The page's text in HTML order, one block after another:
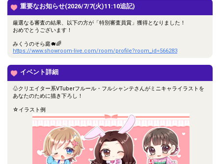
continue to send gifts to the
performer(s), the performer's
popularity ranking and your
ranking go up.
send them gifts.
To send performers paid items,
重要なお知らせ(2026/7/7(火)11:10追記)
厳選なる審査の結果、以下の方が「特別審査員賞」獲得となりました！
おめでとうございます！
みくうのそら庭🐗🌈
https://www.showroom-live.com/room/profile?room_id=566283
イベント詳細
♧クリエイター系VTuberフルール・フルシャンテさんがミニキャライラストを
あなたのために描き下ろし！
☆イラスト例